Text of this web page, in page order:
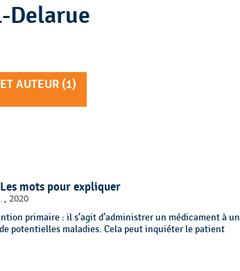
Delarue
AUTEUR (1)
mots pour expliquer
2020
primaire : il s’agit d’administrer un médicament à un
potentielles maladies. Cela peut inquiéter le patient